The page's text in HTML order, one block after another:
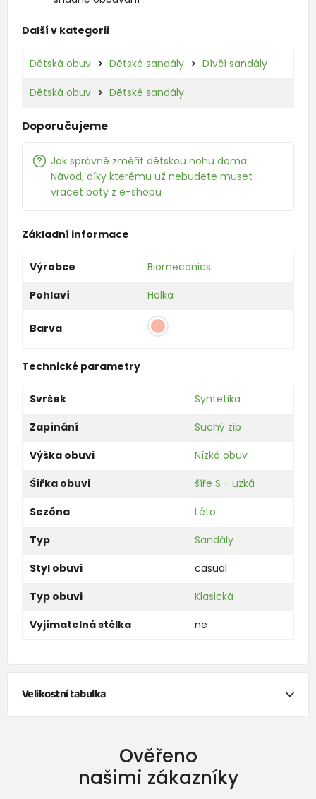
Další v kategorii
Dětská obuv Dětské sandály Dívčí sandály
Dětská obuv Dětské sandály
Doporučujeme
Jak správně změřit dětskou nohu doma:
Návod, díky kterému už nebudete muset
vracet boty z e-shopu
Základní informace
Výrobce
Biomecanics
Pohlaví
Holka
Barva
Technické parametry
Svršek
Syntetika
Zapínání
Suchý zip
Výška obuvi
Nízká obuv
Šířka obuvi
šíře S - uzká
Sezóna
Léto
Typ
Sandály
Styl obuvi
casual
Typ obuvi
Klasická
Vyjímatelná stélka
ne
Velikostní tabulka
Ověřeno
našimi zákazníky